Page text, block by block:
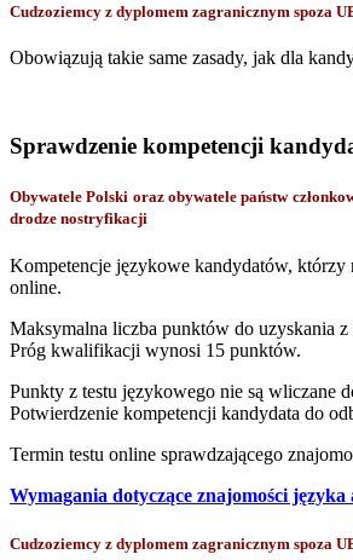
Cudzoziemcy z dyplomem zagranicznym spoza
Obowiązują takie same zasady, jak dla
Sprawdzenie kompetencji
Obywatele Polski oraz obywatele państw
drodze nostryfikacji
Kompetencje językowe kandydatów, którzy
online.
Maksymalna liczba punktów do uzyskania z
Próg kwalifikacji wynosi 15 punktów.
Punkty z testu językowego nie są wliczane
Potwierdzenie kompetencji kandydata do
Termin testu online sprawdzającego
Wymagania dotyczące znajomości
Cudzoziemcy z dyplomem zagranicznym spoza